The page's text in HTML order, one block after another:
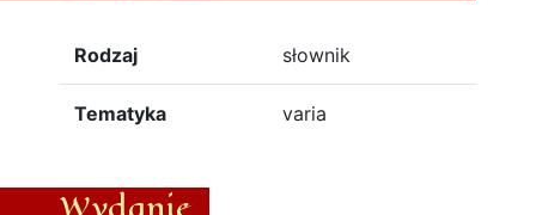
Rodzaj słownik
Tematyka varia